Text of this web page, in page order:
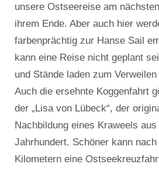
unsere Ostseereise am
ihrem Ende. Aber auch hier
farbenprächtig zur Hanse Sail
kann eine Reise nicht geplant
und Stände laden zum
Auch die ersehnte Koggenfahrt
der „Lisa von Lübeck“, der
Nachbildung eines Kraweels aus
Jahrhundert. Schöner kann
Kilometern eine